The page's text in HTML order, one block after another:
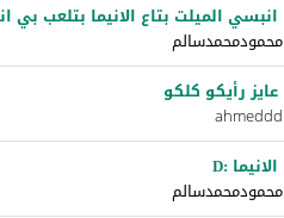
انبسي الميلت بتاع الانيما بتلعب بي انيما
محمودمحمدسالم
عايز رأيكو كلكو
ahmeddd
الانيما :D
محمودمحمدسالم